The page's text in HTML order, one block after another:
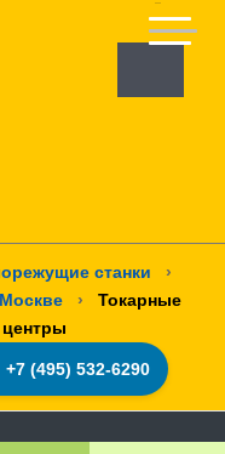
станки
›
›
Токарные
+7 (495) 532-6290